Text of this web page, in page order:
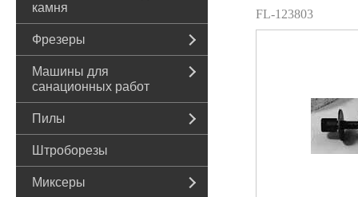
камня
Фрезеры
Машины для
санационных работ
Пилы
Штроборезы
Миксеры
FL-123803